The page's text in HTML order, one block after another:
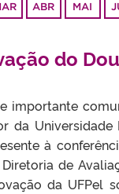
ABR MAI
do
importante
da Universidade
à
de
da UFPel